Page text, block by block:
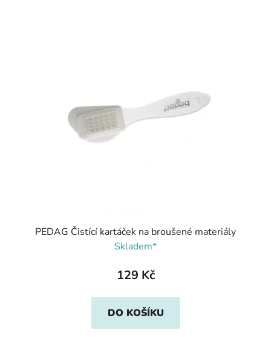
PEDAG Čistící kartáček na broušené materiály
Skladem*
129 Kč
DO KOŠÍKU